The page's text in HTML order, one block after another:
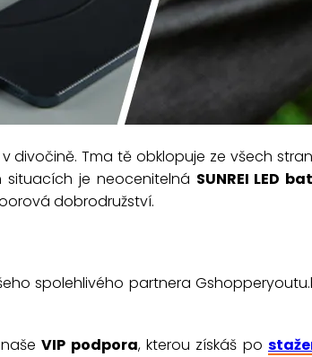
divočině. Tma tě obklopuje ze všech
je neocenitelná SUNREI LED
dobrodružství.
spolehlivého partnera
našeVIP podpora, kterou získáš po